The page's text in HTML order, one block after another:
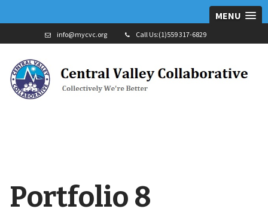
MENU
info@mycvc.org Call Us:(1)559 317-6829
Portfolio 8